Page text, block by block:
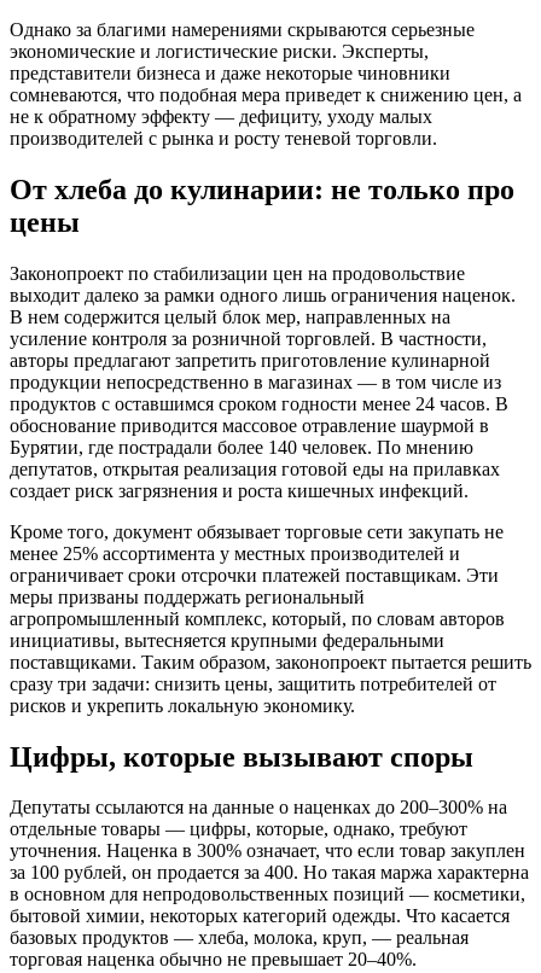
Однако за благими намерениями скрываются серьезные
экономические и логистические риски. Эксперты,
представители бизнеса и даже некоторые чиновники
сомневаются, что подобная мера приведет к снижению цен, а
не к обратному эффекту — дефициту, уходу малых
производителей с рынка и росту теневой торговли.
От хлеба до кулинарии: не только про
цены
Законопроект по стабилизации цен на продовольствие
выходит далеко за рамки одного лишь ограничения наценок.
В нем содержится целый блок мер, направленных на
усиление контроля за розничной торговлей. В частности,
авторы предлагают запретить приготовление кулинарной
продукции непосредственно в магазинах — в том числе из
продуктов с оставшимся сроком годности менее 24 часов. В
обоснование приводится массовое отравление шаурмой в
Бурятии, где пострадали более 140 человек. По мнению
депутатов, открытая реализация готовой еды на прилавках
создает риск загрязнения и роста кишечных инфекций.
Кроме того, документ обязывает торговые сети закупать не
менее 25% ассортимента у местных производителей и
ограничивает сроки отсрочки платежей поставщикам. Эти
меры призваны поддержать региональный
агропромышленный комплекс, который, по словам авторов
инициативы, вытесняется крупными федеральными
поставщиками. Таким образом, законопроект пытается решить
сразу три задачи: снизить цены, защитить потребителей от
рисков и укрепить локальную экономику.
Цифры, которые вызывают споры
Депутаты ссылаются на данные о наценках до 200–300% на
отдельные товары — цифры, которые, однако, требуют
уточнения. Наценка в 300% означает, что если товар закуплен
за 100 рублей, он продается за 400. Но такая маржа характерна
в основном для непродовольственных позиций — косметики,
бытовой химии, некоторых категорий одежды. Что касается
базовых продуктов — хлеба, молока, круп, — реальная
торговая наценка обычно не превышает 20–40%.